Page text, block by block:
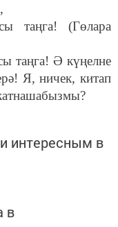
таңга! (Гөлара
таңга! Ә күңелне
Я, ничек, китап
интересным в
в